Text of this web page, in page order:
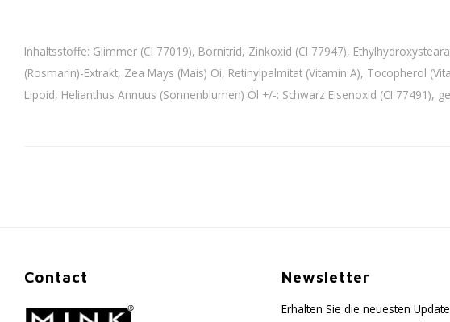
Inhaltsstoffe: Glimmer (CI 77019), Bornitrid, Zinkoxid (CI 77947),
(Rosmarin)-Extrakt, Zea Mays (Mais) Oi, Retinylpalmitat (Vitamin A), Tocopherol
Lipoid, Helianthus Annuus (Sonnenblumen) Öl +/-: Schwarz Eisenoxid (CI 77491),
Contact Newsletter
Erhalten Sie die neuesten